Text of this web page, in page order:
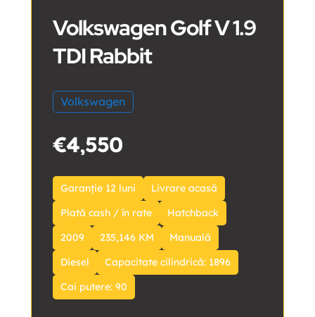
Volkswagen Golf V 1.9
TDI Rabbit
Volkswagen
€4,550
Garanție 12 luni
Livrare acasă
Plată cash / în rate
Hatchback
2009
235,146 KM
Manuală
Diesel
Capacitate cilindrică: 1896
Cai putere: 90